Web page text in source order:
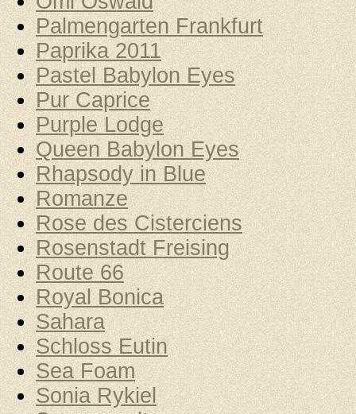
Palmengarten Frankfurt
Paprika 2011
Pastel Babylon Eyes
Pur Caprice
Purple Lodge
Queen Babylon Eyes
Rhapsody in Blue
Romanze
Rose des Cisterciens
Rosenstadt Freising
Route 66
Royal Bonica
Sahara
Schloss Eutin
Sea Foam
Sonia Rykiel